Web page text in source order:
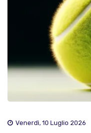
Venerdì, 10 Luglio 2026